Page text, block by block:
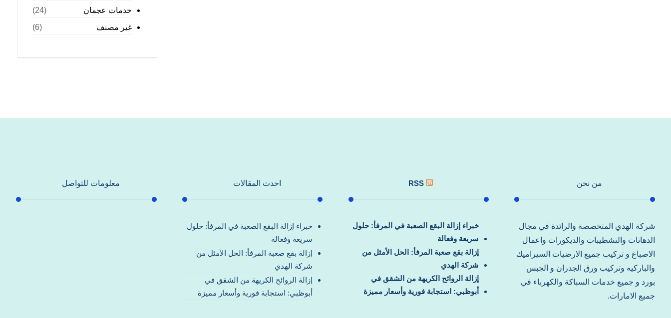
خدمات عجمان
(24)
غير مصنف
(6)
من نحن
شركة الهدي المتخصصة والرائدة في مجال
الدهانات والتشطيبات والديكورات واعمال
الاصباغ و تركيب جميع الارضيات السيراميك
والباركيه وتركيب ورق الجدران و الجبس
بورد و جميع خدمات السباكة والكهرباء في
جميع الامارات.
RSS
خبراء إزالة البقع الصعبة في المرفأ: حلول
سريعة وفعالة
إزالة بقع صعبة المرفأ: الحل الأمثل من
شركة الهدي
إزالة الروائح الكريهة من الشقق في
أبوظبي: استجابة فورية وأسعار مميزة
احدث المقالات
خبراء إزالة البقع الصعبة في المرفأ: حلول
سريعة وفعالة
إزالة بقع صعبة المرفأ: الحل الأمثل من
شركة الهدي
إزالة الروائح الكريهة من الشقق في
أبوظبي: استجابة فورية وأسعار مميزة
معلومات للتواصل